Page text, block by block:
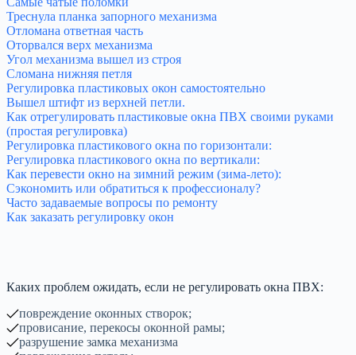
Треснула планка запорного механизма
Отломана ответная часть
Оторвался верх механизма
Угол механизма вышел из строя
Сломана нижняя петля
Регулировка пластиковых окон самостоятельно
Вышел штифт из верхней петли.
Как отрегулировать пластиковые окна ПВХ своими руками
(простая регулировка)
Регулировка пластикового окна по горизонтали:
Регулировка пластикового окна по вертикали:
Как перевести окно на зимний режим (зима-лето):
Сэкономить или обратиться к профессионалу?
Часто задаваемые вопросы по ремонту
Как заказать регулировку окон
Каких проблем ожидать, если не регулировать окна ПВХ:
повреждение оконных створок;
провисание, перекосы оконной рамы;
разрушение замка механизма